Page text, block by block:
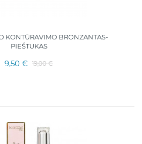
KONTŪRAVIMO BRONZANTAS-
PIEŠTUKAS
9,50 € 19,00 €